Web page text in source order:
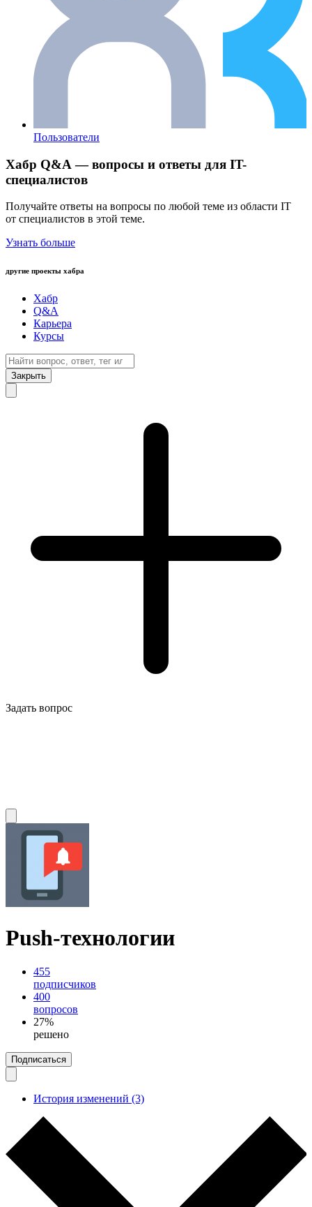
Пользователи
Хабр Q&A — вопросы и ответы для IT-
специалистов
Получайте ответы на вопросы по любой теме из области IT
от специалистов в этой теме.
Узнать больше
другие проекты хабра
Хабр
Q&A
Карьера
Курсы
Закрыть
Задать вопрос
Push-технологии
455
подписчиков
400
вопросов
27%
решено
Подписаться
История изменений (3)